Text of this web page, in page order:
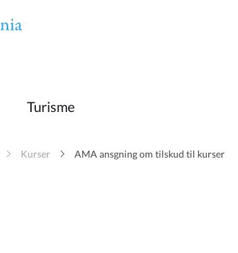
Turisme
Kurser AMA ansgning om tilskud til kurser